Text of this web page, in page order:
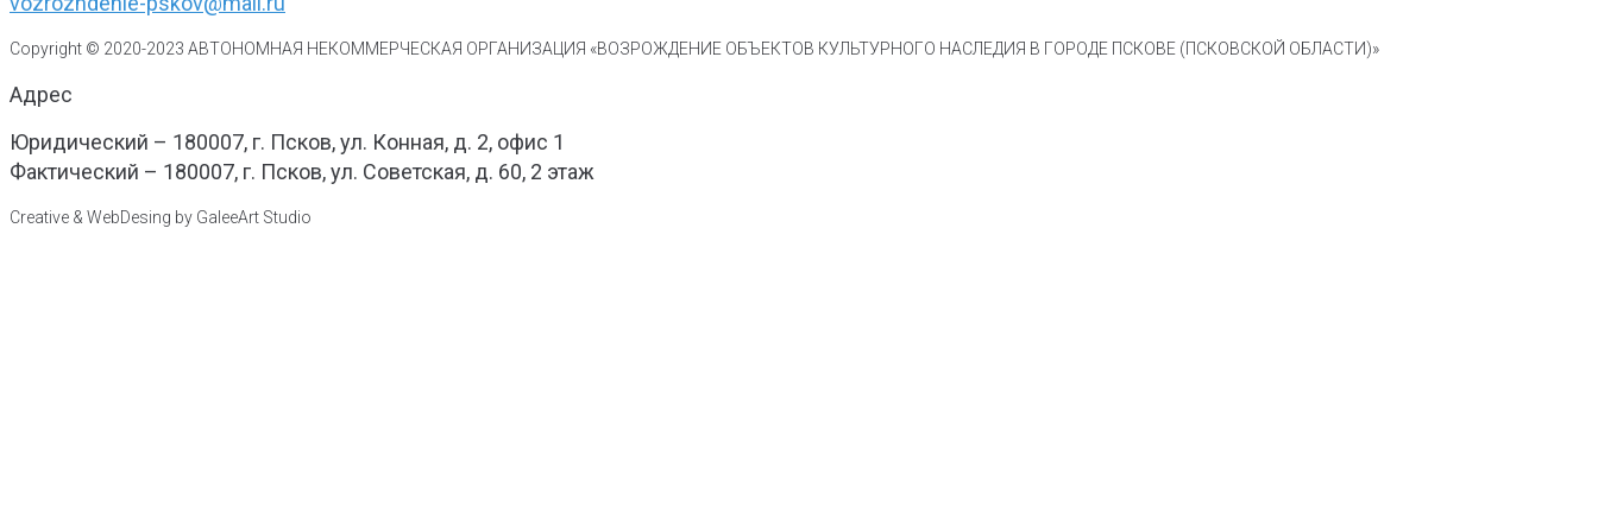
Copyright © 2020-2023 АВТОНОМНАЯ НЕКОММЕРЧЕСКАЯ ОРГАНИЗАЦИЯ «ВОЗРОЖДЕНИЕ ОБЪЕКТОВ КУЛЬТУРНОГО НАСЛЕДИЯ В ГОРОДЕ ПСКОВЕ (ПСКОВСКОЙ ОБЛАСТИ)»
Адрес
Юридический – 180007, г. Псков, ул. Конная, д. 2, офис 1
Фактический – 180007, г. Псков, ул. Советская, д. 60, 2 этаж
Creative & WebDesing by GaleeArt Studio